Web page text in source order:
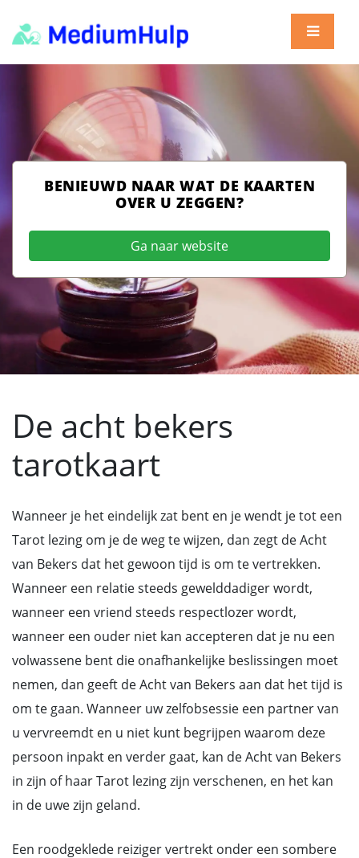
BENIEUWD NAAR WAT DE KAARTEN
OVER U ZEGGEN?
Ga naar website
De acht bekers
tarotkaart
Wanneer je het eindelijk zat bent en je wendt je tot een
Tarot lezing om je de weg te wijzen, dan zegt de Acht
van Bekers dat het gewoon tijd is om te vertrekken.
Wanneer een relatie steeds gewelddadiger wordt,
wanneer een vriend steeds respectlozer wordt,
wanneer een ouder niet kan accepteren dat je nu een
volwassene bent die onafhankelijke beslissingen moet
nemen, dan geeft de Acht van Bekers aan dat het tijd is
om te gaan. Wanneer uw zelfobsessie een partner van
u vervreemdt en u niet kunt begrijpen waarom deze
persoon inpakt en verder gaat, kan de Acht van Bekers
in zijn of haar Tarot lezing zijn verschenen, en het kan
in de uwe zijn geland.
Een roodgeklede reiziger vertrekt onder een sombere